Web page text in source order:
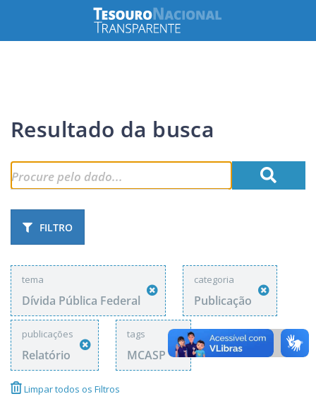
Resultado da busca
FILTRO
tema
Dívida Pública Federal
categoria
Publicação
publicações
Relatório
tags
MCASP
Limpar todos os Filtros